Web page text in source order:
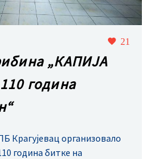
21
„КАПИЈА
година
Крагујевац организовало
година битке на